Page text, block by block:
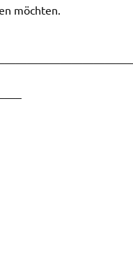
möchten.